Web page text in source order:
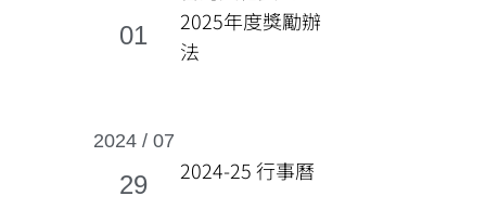
01
2025年度獎勵辦
法
2024 / 07
29 2024-25 行事曆